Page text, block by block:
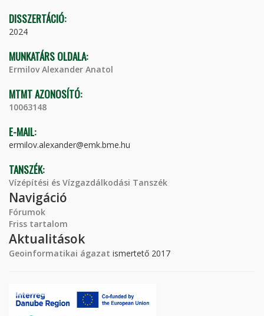
DISSZERTÁCIÓ:
2024
MUNKATÁRS OLDALA:
Ermilov Alexander Anatol
MTMT AZONOSÍTÓ:
10063148
E-MAIL:
ermilov.alexander@emk.bme.hu
TANSZÉK:
Vízépítési és Vízgazdálkodási Tanszék
Navigáció
Fórumok
Friss tartalom
Aktualitások
Geoinformatikai ágazat ismertető 2017